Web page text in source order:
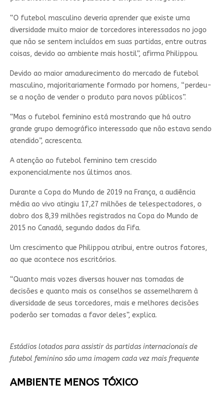
“O futebol masculino deveria aprender que existe uma
diversidade muito maior de torcedores interessados ​​no jogo
que não se sentem incluídos em suas partidas, entre outras
coisas, devido ao ambiente mais hostil”, afirma Philippou.
Devido ao maior amadurecimento do mercado de futebol
masculino, majoritariamente formado por homens, “perdeu-
se a noção de vender o produto para novos públicos”.
“Mas o futebol feminino está mostrando que há outro
grande grupo demográfico interessado que não estava sendo
atendido”, acrescenta.
A atenção ao futebol feminino tem crescido
exponencialmente nos últimos anos.
Durante a Copa do Mundo de 2019 na França, a audiência
média ao vivo atingiu 17,27 milhões de telespectadores, o
dobro dos 8,39 milhões registrados na Copa do Mundo de
2015 no Canadá, segundo dados da Fifa.
Um crescimento que Philippou atribui, entre outros fatores,
ao que acontece nos escritórios.
“Quanto mais vozes diversas houver nas tomadas de
decisões e quanto mais os conselhos se assemelharem à
diversidade de seus torcedores, mais e melhores decisões
poderão ser tomadas a favor deles”, explica.
Estádios lotados para assistir às partidas internacionais de
futebol feminino são uma imagem cada vez mais frequente
AMBIENTE MENOS TÓXICO